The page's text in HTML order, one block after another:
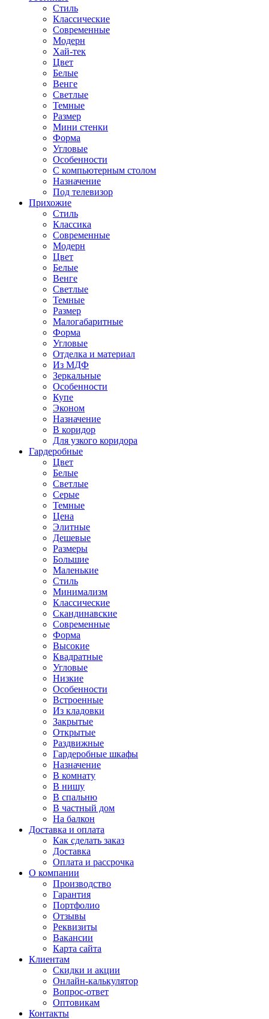
Стиль
Классические
Современные
Модерн
Хай-тек
Цвет
Белые
Венге
Светлые
Темные
Размер
Мини стенки
Форма
Угловые
Особенности
С компьютерным столом
Назначение
Под телевизор
Прихожие
Стиль
Классика
Современные
Модерн
Цвет
Белые
Венге
Светлые
Темные
Размер
Малогабаритные
Форма
Угловые
Отделка и материал
Из МДФ
Зеркальные
Особенности
Купе
Эконом
Назначение
В коридор
Для узкого коридора
Гардеробные
Цвет
Белые
Светлые
Серые
Темные
Цена
Элитные
Дешевые
Размеры
Большие
Маленькие
Стиль
Минимализм
Классические
Скандинавские
Современные
Форма
Высокие
Квадратные
Угловые
Низкие
Особенности
Встроенные
Из кладовки
Закрытые
Открытые
Раздвижные
Гардеробные шкафы
Назначение
В комнату
В нишу
В спальню
В частный дом
На балкон
Доставка и оплата
Как сделать заказ
Доставка
Оплата и рассрочка
О компании
Производство
Гарантия
Портфолио
Отзывы
Реквизиты
Вакансии
Карта сайта
Клиентам
Скидки и акции
Онлайн-калькулятор
Вопрос-ответ
Оптовикам
Контакты